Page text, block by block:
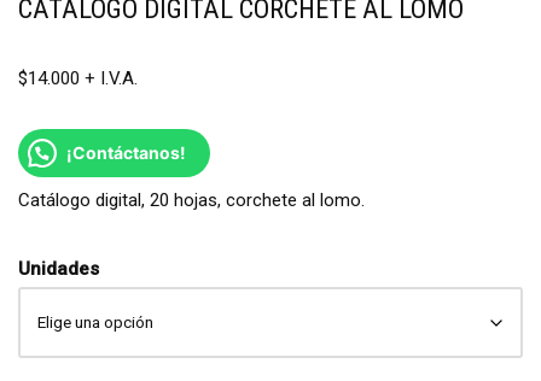
CATÁLOGO DIGITAL CORCHETE AL LOMO
$14.000
¡Contáctanos!
Catálogo digital, 20 hojas, corchete al lomo.
Unidades